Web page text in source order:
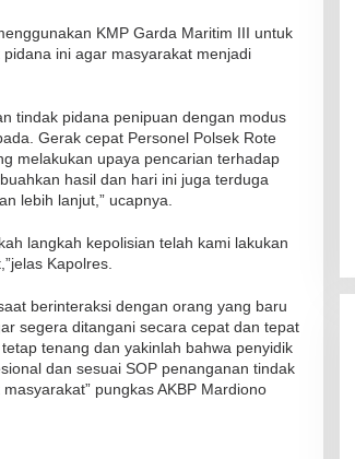
KMP Garda Maritim III untuk
ini agar masyarakat menjadi
tindak pidana penipuan dengan modus
Gerak cepat Personel Polsek Rote
melakukan upaya pencarian terhadap
hasil dan hari ini juga terduga
lebih lanjut,” ucapnya.
langkah kepolisian telah kami lakukan
Kapolres.
berinteraksi dengan orang yang baru
segera ditangani secara cepat dan tepat
tenang dan yakinlah bahwa penyidik
dan sesuai SOP penanganan tindak
pungkas AKBP Mardiono
RSUD Naibonat Musnahkan Obat